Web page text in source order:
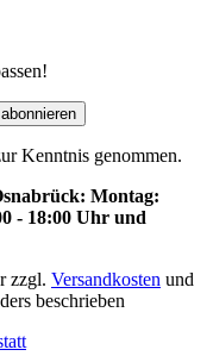
Kenntnis genommen.
Montag:
- 18:00 Uhr und
zzgl. Versandkosten und
beschrieben